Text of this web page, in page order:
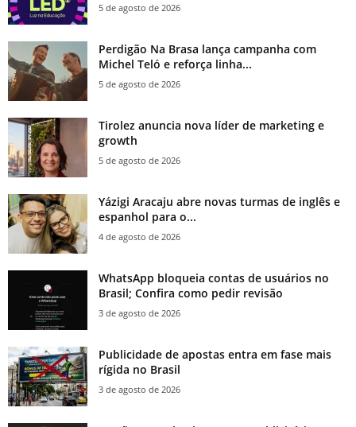
5 de agosto de 2026
Perdigão Na Brasa lança campanha com
Michel Teló e reforça linha...
5 de agosto de 2026
Tirolez anuncia nova líder de marketing e
growth
5 de agosto de 2026
Yázigi Aracaju abre novas turmas de inglês e
espanhol para o...
4 de agosto de 2026
WhatsApp bloqueia contas de usuários no
Brasil; Confira como pedir revisão
3 de agosto de 2026
Publicidade de apostas entra em fase mais
rígida no Brasil
3 de agosto de 2026